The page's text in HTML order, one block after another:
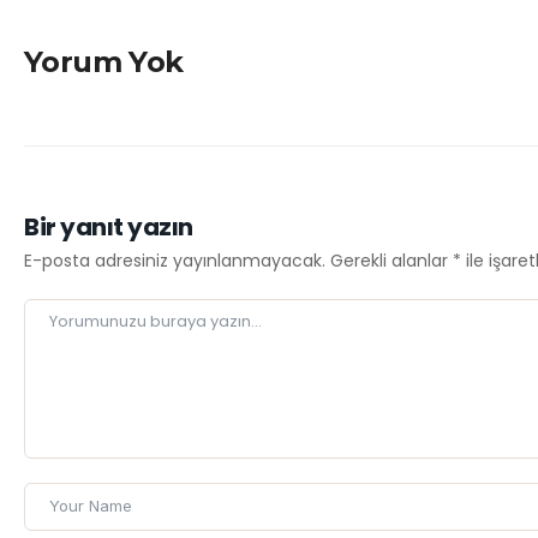
Yorum Yok
Bir yanıt yazın
E-posta adresiniz yayınlanmayacak. Gerekli alanlar * ile